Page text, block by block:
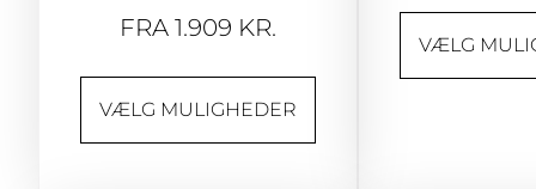
FRA 1.909 KR.
VÆLG MULIGHEDER
VÆLG